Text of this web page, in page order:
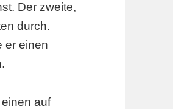
Der zweite,
durch.
er einen
auf